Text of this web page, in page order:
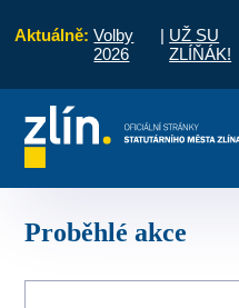
Aktuálně: Volby
2026
| UŽ SU
ZLÍŇÁK!
vyřídit
Proběhlé akce